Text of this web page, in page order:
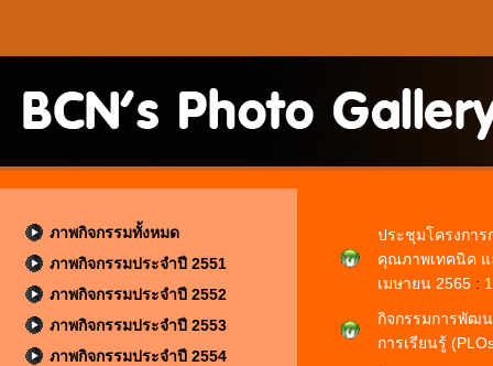
ภาพกิจกรรมทั้งหมด
ภาพกิจกรรมประจำปี 2551
ภาพกิจกรรมประจำปี 2552
ภาพกิจกรรมประจำปี 2553
ภาพกิจกรรมประจำปี 2554
ประชุมโครงกา
คุณภาพเทคนิค แ
เมษายน 2565 :
กิจกรรมการพัฒ
การเรียนรู้